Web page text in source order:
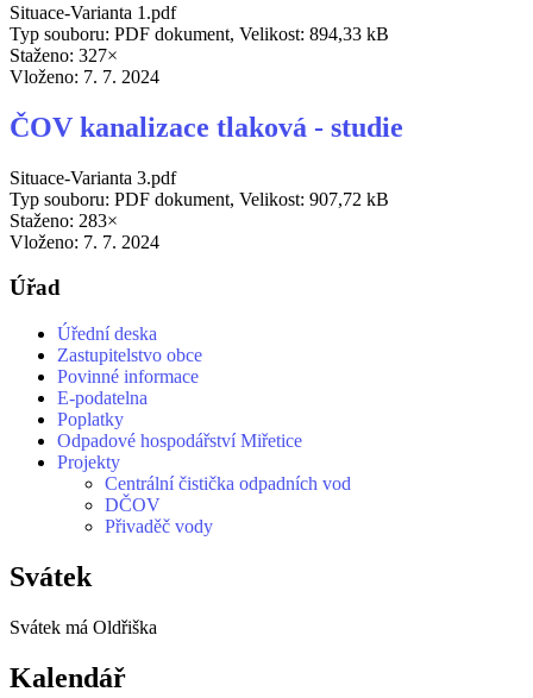
Situace-Varianta 1.pdf
Typ souboru: PDF dokument, Velikost: 894,33 kB
Staženo: 327×
Vloženo: 7. 7. 2024
ČOV kanalizace tlaková - studie
Situace-Varianta 3.pdf
Typ souboru: PDF dokument, Velikost: 907,72 kB
Staženo: 283×
Vloženo: 7. 7. 2024
Úřad
Úřední deska
Zastupitelstvo obce
Povinné informace
E-podatelna
Poplatky
Odpadové hospodářství Miřetice
Projekty
Centrální čistička odpadních vod
DČOV
Přivaděč vody
Svátek
Svátek má Oldřiška
Kalendář